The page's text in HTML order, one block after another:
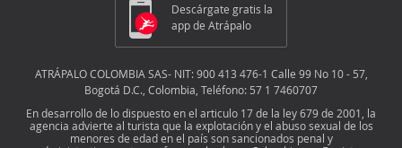
Descárgate gratis la
app de Atrápalo
ATRÁPALO COLOMBIA SAS- NIT: 900 413 476-1 Calle 99 No 10 - 57,
Bogotá D.C., Colombia, Teléfono: 57 1 7460707
En desarrollo de lo dispuesto en el articulo 17 de la ley 679 de 2001, la
agencia advierte al turista que la explotación y el abuso sexual de los
menores de edad en el país son sancionados penal y